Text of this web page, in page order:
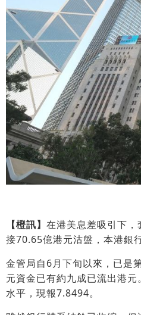
【橙訊】 在港美息差吸引下
接70.65億港元沽盤，本港銀
金管局自6月下旬以來，已是
元資金已有約九成已流出港
水平，現報7.8494。